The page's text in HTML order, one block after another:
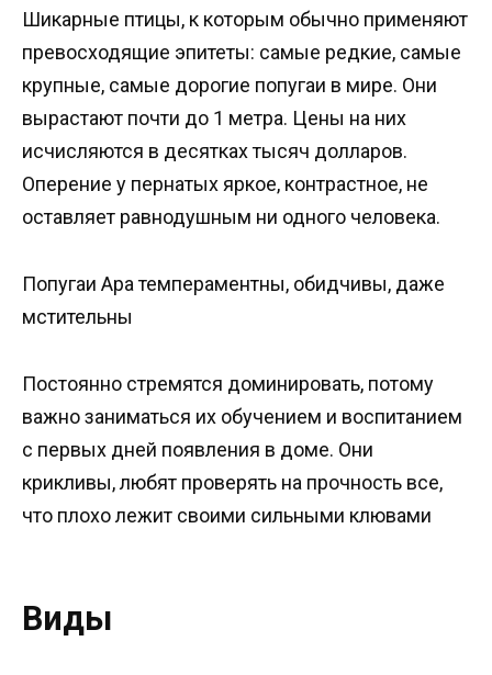
Шикарные птицы, к которым обычно применяют
превосходящие эпитеты: самые редкие, самые
крупные, самые дорогие попугаи в мире. Они
вырастают почти до 1 метра. Цены на них
исчисляются в десятках тысяч долларов.
Оперение у пернатых яркое, контрастное, не
оставляет равнодушным ни одного человека.
Попугаи Ара темпераментны, обидчивы, даже
мстительны
Постоянно стремятся доминировать, потому
важно заниматься их обучением и воспитанием
с первых дней появления в доме. Они
крикливы, любят проверять на прочность все,
что плохо лежит своими сильными клювами
Виды